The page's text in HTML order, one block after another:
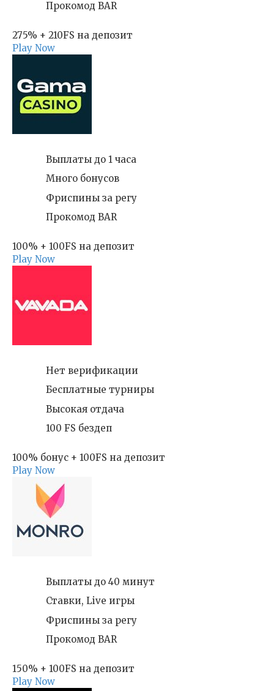
Прокомод BAR
275% + 210FS на депозит
Play Now
Выплаты до 1 часа
Много бонусов
Фриспины за регу
Прокомод BAR
100% + 100FS на депозит
Play Now
Нет верификации
Бесплатные турниры
Высокая отдача
100 FS бездеп
100% бонус + 100FS на депозит
Play Now
Выплаты до 40 минут
Ставки, Live игры
Фриспины за регу
Прокомод BAR
150% + 100FS на депозит
Play Now